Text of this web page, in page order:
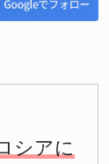
シアに